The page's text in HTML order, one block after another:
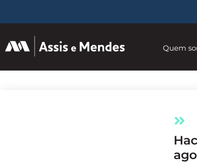
Quem
Hackearam meu site, e